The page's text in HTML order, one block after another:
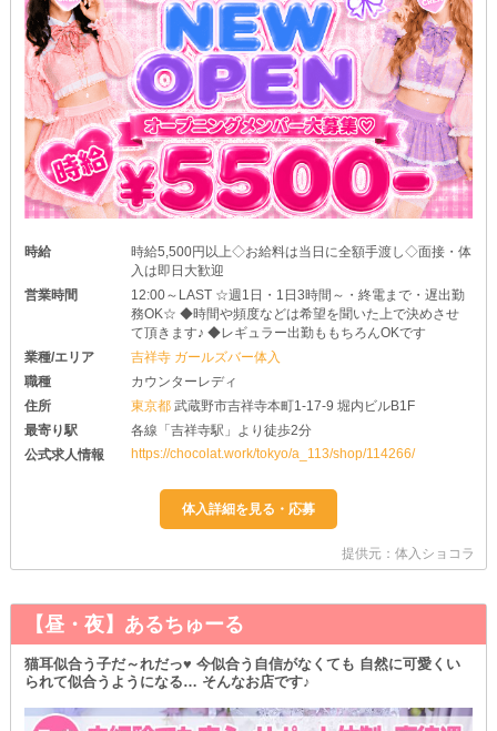
時給
時給5,500円以上◇お給料は当日に全額手渡し◇面接・体
入は即日大歓迎
営業時間
12:00～LAST ☆週1日・1日3時間～・終電まで・遅出勤
務OK☆ ◆時間や頻度などは希望を聞いた上で決めさせ
て頂きます♪ ◆レギュラー出勤ももちろんOKです
業種/エリア
吉祥寺 ガールズバー体入
職種
カウンターレディ
住所
東京都武蔵野市吉祥寺本町1-17-9 堀内ビルB1F
最寄り駅
各線「吉祥寺駅」より徒歩2分
公式求人情報
https://chocolat.work/tokyo/a_113/shop/114266/
提供元：体入ショコラ
【昼・夜】あるちゅーる
猫耳似合う子だ～れだっ♥ 今似合う自信がなくても 自然に可愛くい
られて似合うようになる… そんなお店です♪